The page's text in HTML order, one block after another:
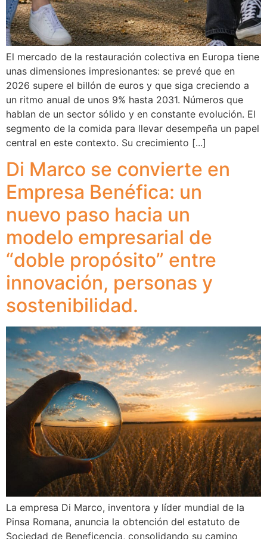
El mercado de la restauración colectiva en Europa tiene
unas dimensiones impresionantes: se prevé que en
2026 supere el billón de euros y que siga creciendo a
un ritmo anual de unos 9% hasta 2031. Números que
hablan de un sector sólido y en constante evolución. El
segmento de la comida para llevar desempeña un papel
central en este contexto. Su crecimiento [...]
Di Marco se convierte en
Empresa Benéfica: un
nuevo paso hacia un
modelo empresarial de
“doble propósito” entre
innovación, personas y
sostenibilidad.
La empresa Di Marco, inventora y líder mundial de la
Pinsa Romana, anuncia la obtención del estatuto de
Sociedad de Beneficencia, consolidando su camino